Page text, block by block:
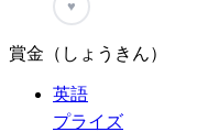
♥
賞金（しょうきん）
英語
プライズ